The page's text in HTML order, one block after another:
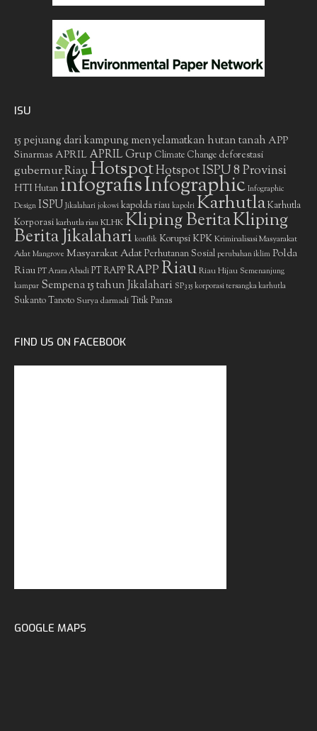
ISU
15 pejuang dari kampung menyelamatkan hutan tanah APP
Sinarmas APRIL APRIL Grup Climate Change deforestasi
gubernur RiauHotspotHotspot ISPU 8 Provinsi
HTIHutan infografisInfographic Infographic
Design ISPU Jikalahari jokowi kapolda riau kapolri KarhutlaKarhutla
Korporasikarhutla riauKLHKKliping BeritaKliping
Berita Jikalahari konflik Korupsi KPKKriminalisasi Masyarakat
Adat Mangrove Masyarakat AdatPerhutanan Sosial perubahan iklim Polda
Riau PT Arara Abadi PT RAPPRAPPRiauRiau Hijau Semenanjung
kampar Sempena 15 tahun Jikalahari SP3 15 korporasi tersangka karhutla
Sukanto Tanoto Surya darmadiTitik Panas
FIND US ON FACEBOOK
GOOGLE MAPS